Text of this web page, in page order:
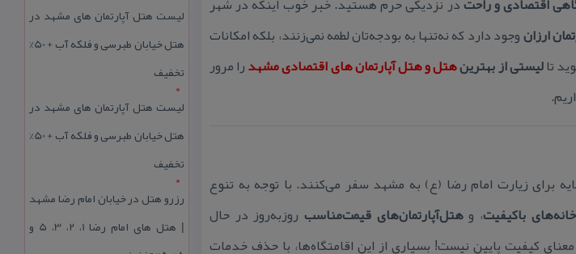
ارزانوجود دارد كه نه‌تنها به بودجه‌تان لطمه نمی‌زنند، بلكه امكانات
تالیستی از بهترینهتل و هتل آپارتمان های اقتصادی مشهدرا مرور
برای زیارت امام رضا (ع) به مشهد سفر می‌كنند. با توجه به تنوع
باكیفیت، وهتل‌آپارتمان‌های قیمت‌مناسبروز‌به‌روز در حال
كیفیت پایین نیست! بسیاری از این اقامتگاه‌ها، با حذف خدمات
لیست هتل آپارتمان های مشهد در
هتل خیابان طبرسی و فلکه آب + 50%
تخفیف
لیست هتل آپارتمان های مشهد در
هتل خیابان طبرسی و فلکه آب + 50%
تخفیف
رزرو هتل در خیابان امام رضا مشهد
| هتل‌ های امام رضا 1، 2، 3، 5 و